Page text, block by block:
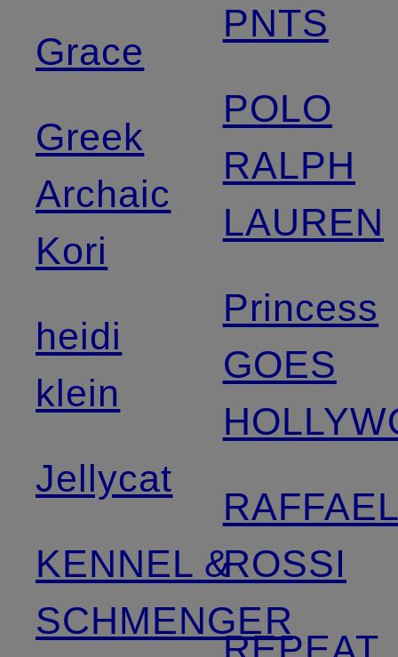
Grace
Greek
Archaic
Kori
heidi
klein
Jellycat
KENNEL &
SCHMENGER
PNTS
POLO
RALPH
LAUREN
Princess
GOES
ROSSI